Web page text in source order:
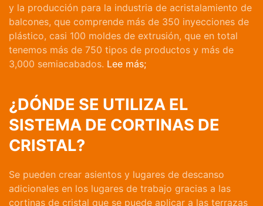
y la producción para la industria de acristalamiento de
balcones, que comprende más de 350 inyecciones de
plástico, casi 100 moldes de extrusión, que en total
tenemos más de 750 tipos de productos y más de
3,000 semiacabados. Lee más;
¿DÓNDE SE UTILIZA EL
SISTEMA DE CORTINAS DE
CRISTAL?
Se pueden crear asientos y lugares de descanso
adicionales en los lugares de trabajo gracias a las
cortinas de cristal que se puede aplicar a las terrazas